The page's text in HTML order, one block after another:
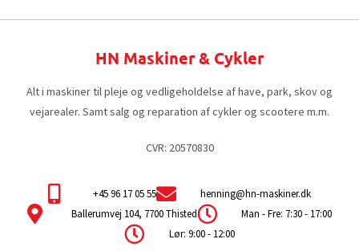
HN Maskiner & Cykler
Alt i maskiner til pleje og vedligeholdelse af have, park, skov og
vejarealer. Samt salg og reparation af cykler og scootere m.m.
CVR: 20570830
+45 96 17 05 55
henning@hn-maskiner.dk
Ballerumvej 104, 7700 Thisted
Man - Fre: 7:30 - 17:00
Lør: 9:00 - 12:00